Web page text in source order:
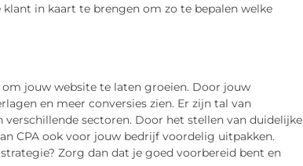
in kaart te brengen om zo te bepalen welke
jouw website te laten groeien. Door jouw
en meer conversies zien. Er zijn tal van
verschillende sectoren. Door het stellen van duidelijke
CPA ook voor jouw bedrijf voordelig uitpakken.
Zorg dan dat je goed voorbereid bent en